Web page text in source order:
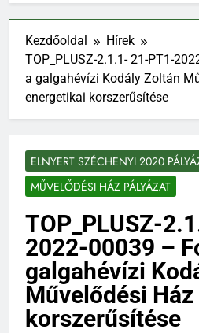
Kezdőoldal
Hírek
TOP_PLUSZ-2.1.1- 21-PT1-
a galgahévízi Kodály Zoltán
energetikai korszerűsítése
ELNYERT SZÉCHENYI 2020
MŰVELŐDÉSI HÁZ PÁLYÁZAT
TOP_PLUSZ-
2022-00039 –
galgahévízi
Művelődési
korszerűsítése